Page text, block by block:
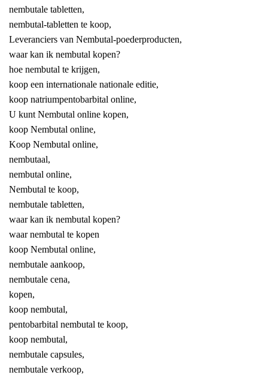
nembutale tabletten,
nembutal-tabletten te koop,
Leveranciers van Nembutal-poederproducten,
waar kan ik nembutal kopen?
hoe nembutal te krijgen,
koop een internationale nationale editie,
koop natriumpentobarbital online,
U kunt Nembutal online kopen,
koop Nembutal online,
Koop Nembutal online,
nembutaal,
nembutal online,
Nembutal te koop,
nembutale tabletten,
waar kan ik nembutal kopen?
waar nembutal te kopen
koop Nembutal online,
nembutale aankoop,
nembutale cena,
kopen,
koop nembutal,
pentobarbital nembutal te koop,
koop nembutal,
nembutale capsules,
nembutale verkoop,